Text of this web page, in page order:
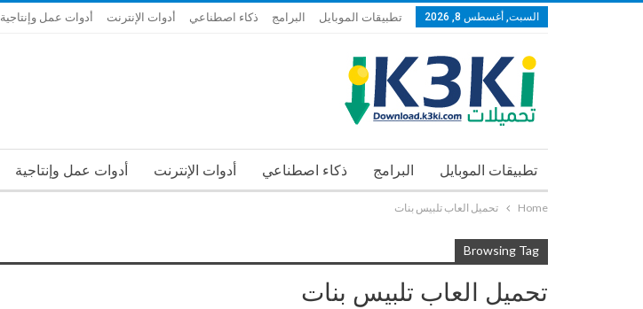
السبت, أغسطس 8, 2026 تطبيقات الموبايل البرامج ذكاء اصطناعي أدوات الإنترنت أدوات عمل وإنتاجية
تطبيقات الموبايل البرامج ذكاء اصطناعي أدوات الإنترنت أدوات عمل وإنتاجية
Home تحميل العاب تلبيس بنات
Browsing Tag
تحميل العاب تلبيس بنات